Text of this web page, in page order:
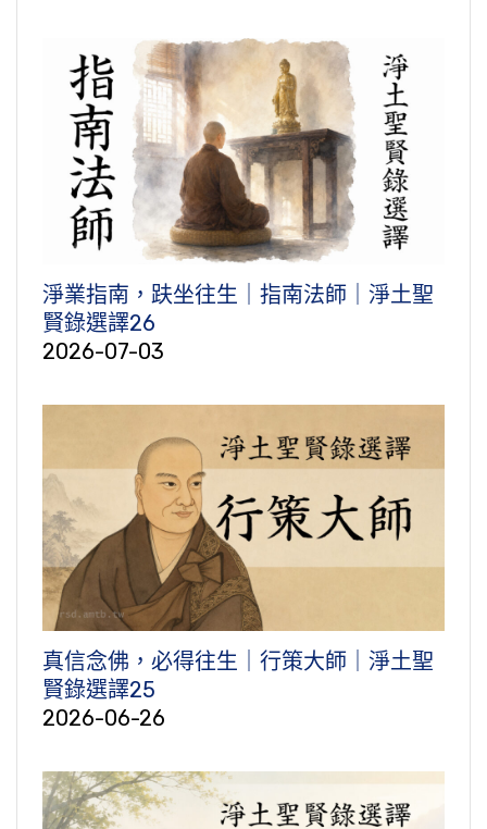
淨業指南，趺坐往生｜指南法師｜淨土聖
賢錄選譯26
2026-07-03
真信念佛，必得往生｜行策大師｜淨土聖
賢錄選譯25
2026-06-26